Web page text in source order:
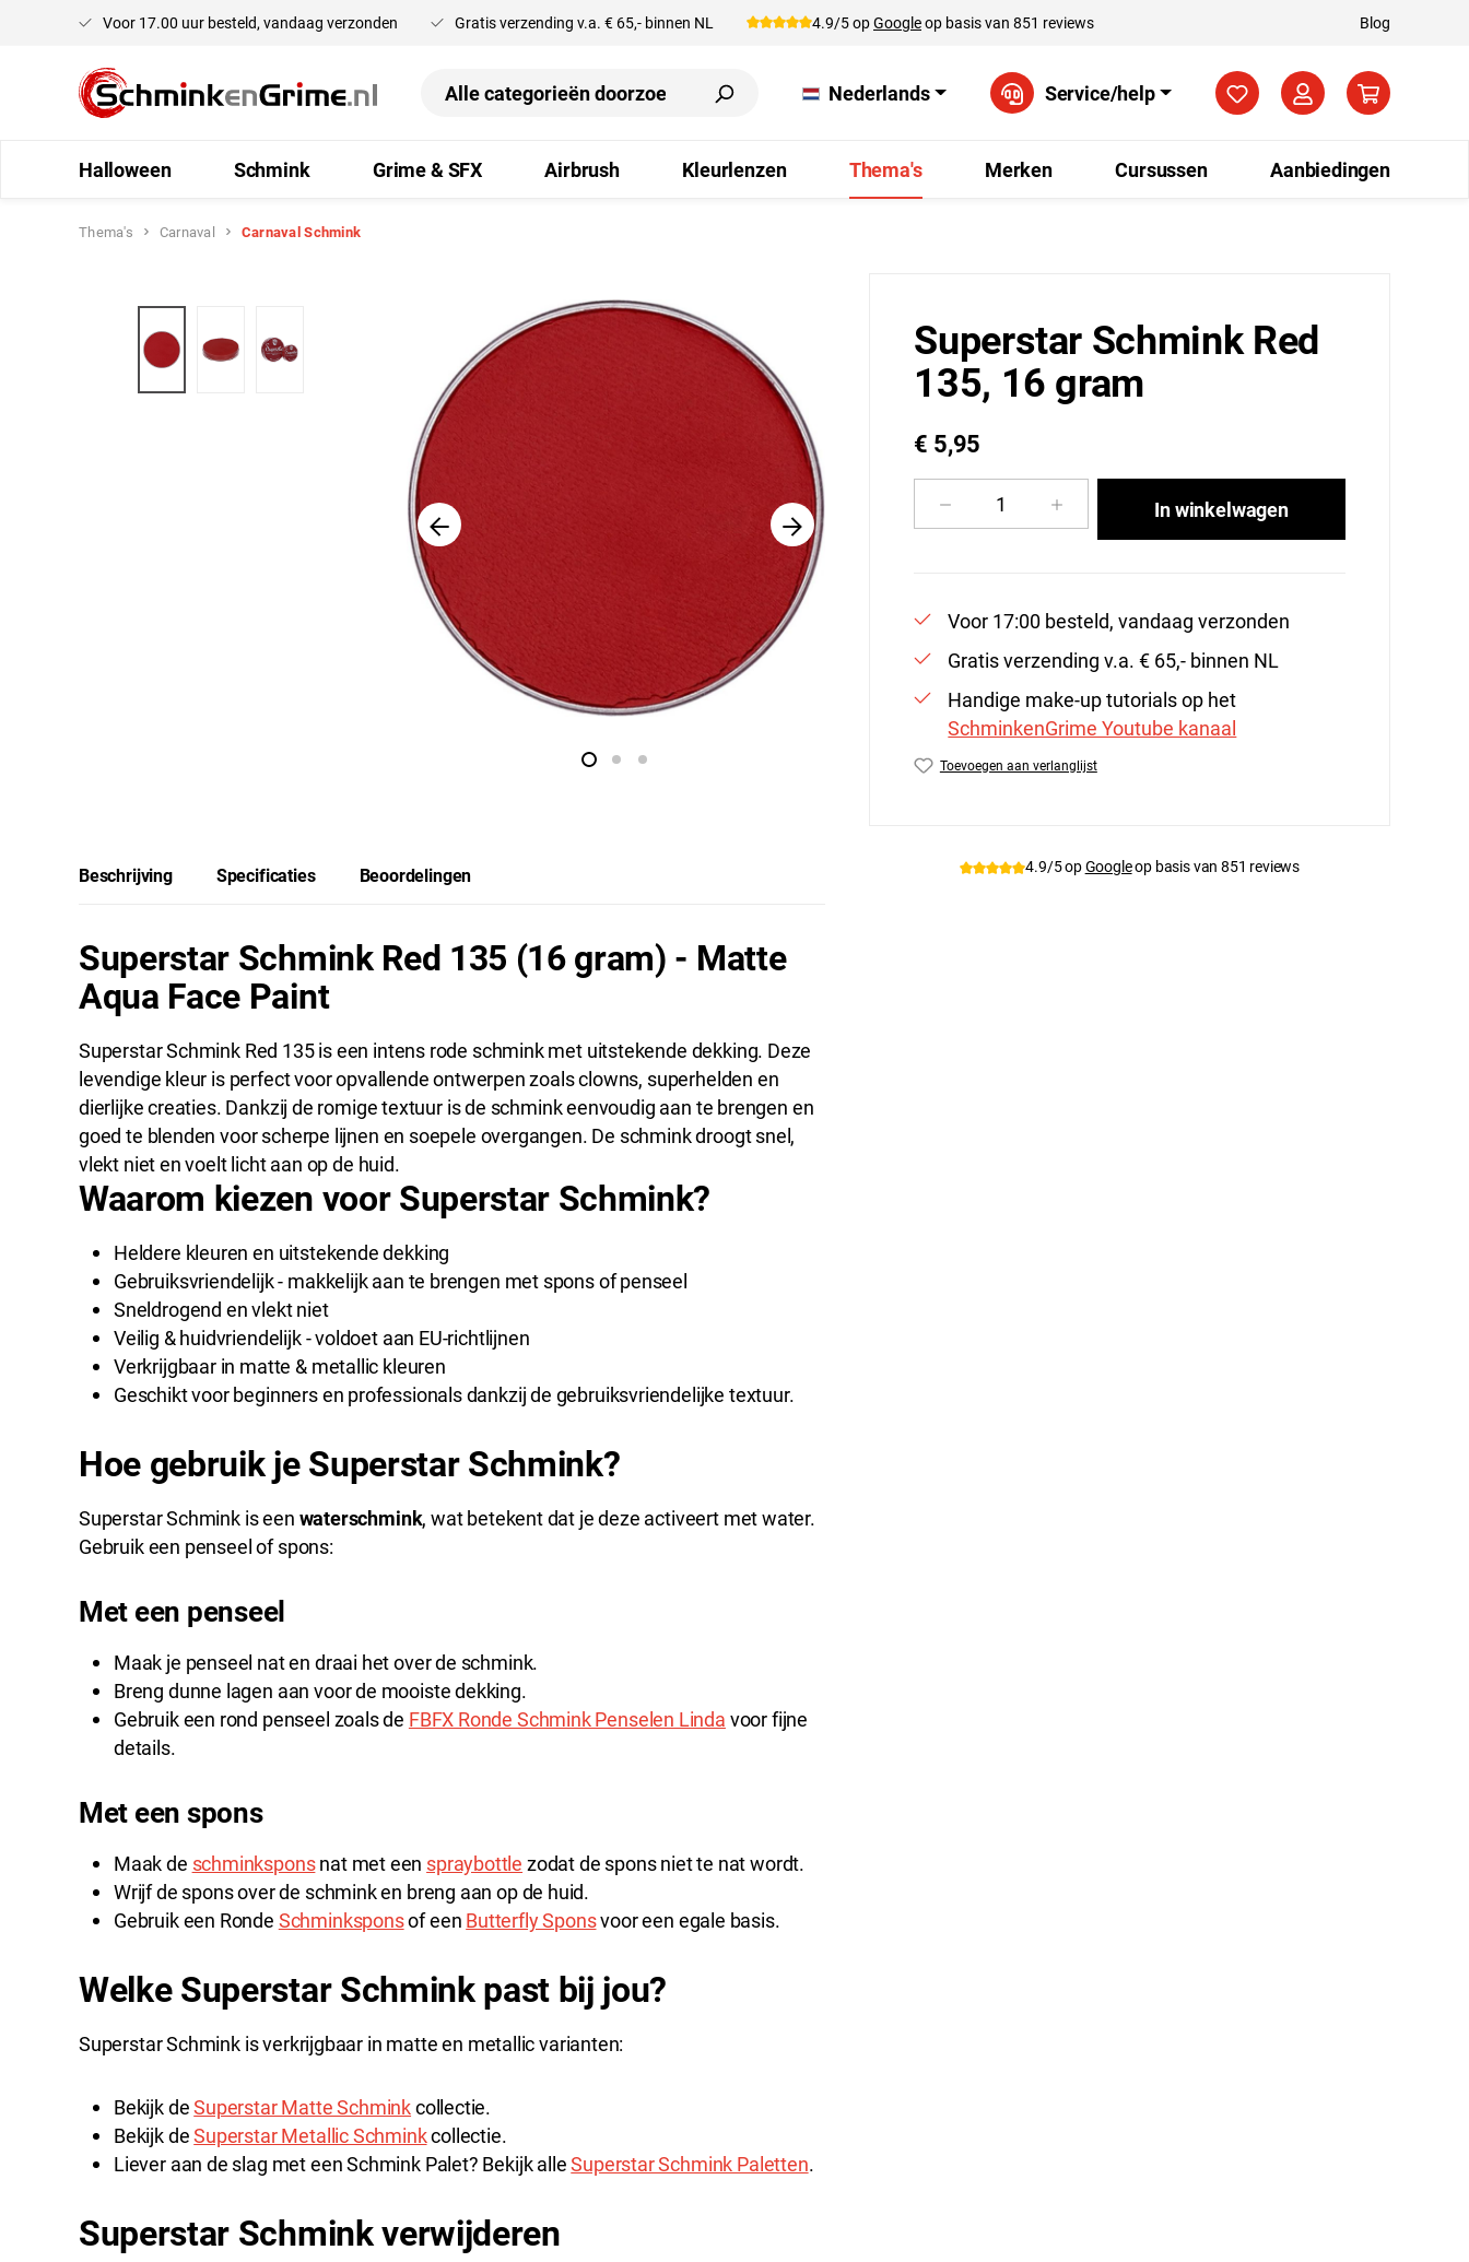
Ga naar de hoofdnavigatie
Voor 17.00 uur besteld, vandaag verzonden Gratis verzending v.a. € 65,- binnen NL 4.9/5 opGoogleop basis van 851 reviews Blog
Nederlands Service/help Je hebt 0 items op je
Halloween Schmink Grime & SFX Airbrush Kleurlenzen Thema's Merken Cursussen Aanbiedingen
Thema's Carnaval Carnaval Schmink
Superstar Schmink Red
135, 16 gram
€ 5,95
Producthoeveelheid: Voer de gewenste
In winkelwagen
Voor 17:00 besteld, vandaag verzonden
Gratis verzending v.a. € 65,- binnen NL
Handige make-up tutorials op het
SchminkenGrime Youtube kanaal
Toevoegen aan verlanglijst
4.9/5 opGoogleop basis van 851 reviews
Beschrijving Specificaties Beoordelingen
Superstar Schmink Red 135 (16 gram) - Matte
Aqua Face Paint
Superstar Schmink Red 135 is een intens rode schmink met uitstekende dekking. Deze
levendige kleur is perfect voor opvallende ontwerpen zoals clowns, superhelden en
dierlijke creaties. Dankzij de romige textuur is de schmink eenvoudig aan te brengen en
goed te blenden voor scherpe lijnen en soepele overgangen. De schmink droogt snel,
vlekt niet en voelt licht aan op de huid.
Waarom kiezen voor Superstar Schmink?
Heldere kleuren en uitstekende dekking
Gebruiksvriendelijk - makkelijk aan te brengen met spons of penseel
Sneldrogend en vlekt niet
Veilig & huidvriendelijk - voldoet aan EU-richtlijnen
Verkrijgbaar in matte & metallic kleuren
Geschikt voor beginners en professionals dankzij de gebruiksvriendelijke textuur.
Hoe gebruik je Superstar Schmink?
Superstar Schmink is een waterschmink, wat betekent dat je deze activeert met water.
Gebruik een penseel of spons:
Met een penseel
Maak je penseel nat en draai het over de schmink.
Breng dunne lagen aan voor de mooiste dekking.
Gebruik een rond penseel zoals de FBFX Ronde Schmink Penselen Linda voor fijne
details.
Met een spons
Maak de schminksponsnat met een spraybottle zodat de spons niet te nat wordt.
Wrijf de spons over de schmink en breng aan op de huid.
Gebruik een Ronde Schminksponsof een Butterfly Sponsvoor een egale basis.
Welke Superstar Schmink past bij jou?
Superstar Schmink is verkrijgbaar in matte en metallic varianten:
Bekijk deSuperstar Matte Schminkcollectie.
Bekijk deSuperstar Metallic Schminkcollectie.
Liever aan de slag met een Schmink Palet? Bekijk alleSuperstar Schmink Paletten.
Superstar Schmink verwijderen